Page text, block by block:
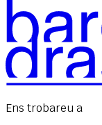
Ens trobareu a